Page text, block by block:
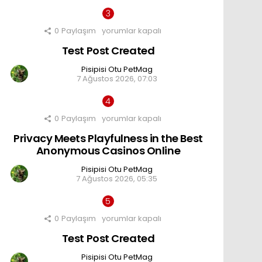
0 Paylaşım
Test
Created
yorumlar kapalı
Test Post Created
Pisipisi Otu PetMag
7 Ağustos 2026, 07:03
0 Paylaşım
Privacy
Playfulness
in
the
Best
Anonymous
Casinos
Online
için
yorumlar kapalı
Privacy Meets Playfulness in the Best
Anonymous Casinos Online
Pisipisi Otu PetMag
7 Ağustos 2026, 05:35
0 Paylaşım
Test
Created
yorumlar kapalı
Test Post Created
Pisipisi Otu PetMag